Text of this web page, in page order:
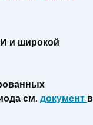
и широкой
см. документ в